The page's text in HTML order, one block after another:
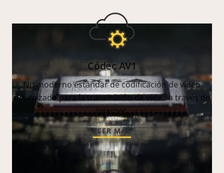
Códec AV1
Un moderno estándar de codificación de vídeo
optimizado para la transmisión de vídeo a través de
Internet.
LEER MÁS